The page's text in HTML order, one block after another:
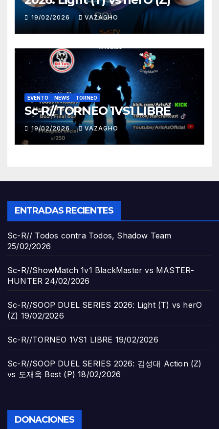
19/02/2026 VAZAGHO
EVENTO NEWS TORNEO
Sc-R//TORNEO 1VS1 LIBRE
19/02/2026 VAZAGHO
ENTRADAS RECIENTES
Sc-R// Todos contra Todos, Shadow Team
25/02/2026
Sc-R//ShowMatch 1v1 BlackMaster vs MASTER-
HUNTER 24/02/2026
Sc-R//SOOP DUEL SERIES 2026: Light (T) vs herO
(Z) 19/02/2026
Sc-R//TORNEO 1VS1 LIBRE 19/02/2026
Sc-R//SOOP DUEL SERIES 2026: 김성대 Action (Z)
vs 도재욱 Best (P) 18/02/2026
DONACIONES